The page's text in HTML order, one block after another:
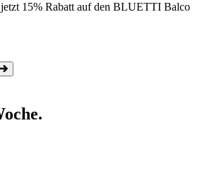
15% Rabatt auf den BLUETTI Balco